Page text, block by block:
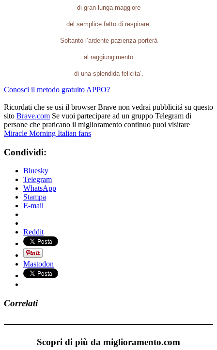
di gran lunga maggiore
del semplice fatto di respirare.
Soltanto l’ardente pazienza porterà
al raggiungimento
di una splendida felicita’.
Conosci il metodo gratuito APPO?
Ricordati che se usi il browser Brave non vedrai pubblicitá su questo
sito Brave.com Se vuoi partecipare ad un gruppo Telegram di
persone che praticano il miglioramento continuo puoi visitare
Miracle Morning Italian fans
Condividi:
Bluesky
Telegram
WhatsApp
Stampa
E-mail
Reddit
Mastodon
Correlati
Scopri di più da miglioramento.com